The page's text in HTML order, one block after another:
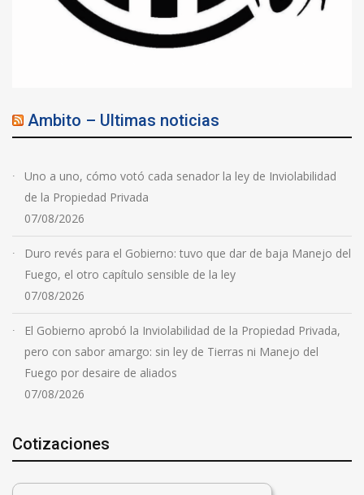
Ambito – Ultimas noticias
Uno a uno, cómo votó cada senador la ley de Inviolabilidad
de la Propiedad Privada
07/08/2026
Duro revés para el Gobierno: tuvo que dar de baja Manejo del
Fuego, el otro capítulo sensible de la ley
07/08/2026
El Gobierno aprobó la Inviolabilidad de la Propiedad Privada,
pero con sabor amargo: sin ley de Tierras ni Manejo del
Fuego por desaire de aliados
07/08/2026
Cotizaciones